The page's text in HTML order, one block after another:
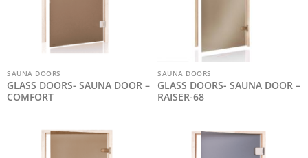
SAUNA DOORS
GLASS DOORS- SAUNA DOOR –
COMFORT
SAUNA DOORS
GLASS DOORS- SAUNA DOOR –
RAISER-68